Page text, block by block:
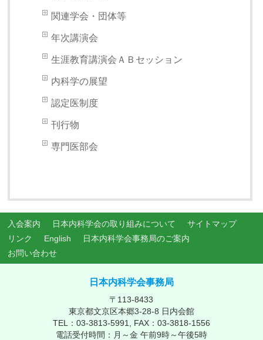
関連学会・団体等
年次講演会
生涯教育講演会ＡＢセッション
内科学の展望
認定医制度
刊行物
専門医部会
入会案内 日本内科学会の取り組みについて
サイトマップ
リンク
English
日本内科学会事務局のご案内
お問い合わせ
日本内科学会事務局
〒113-8433
東京都文京区本郷3-28-8 日内会館
TEL：03-3813-5991, FAX：03-3818-1556
電話受付時間：月～金 午前9時～午後5時